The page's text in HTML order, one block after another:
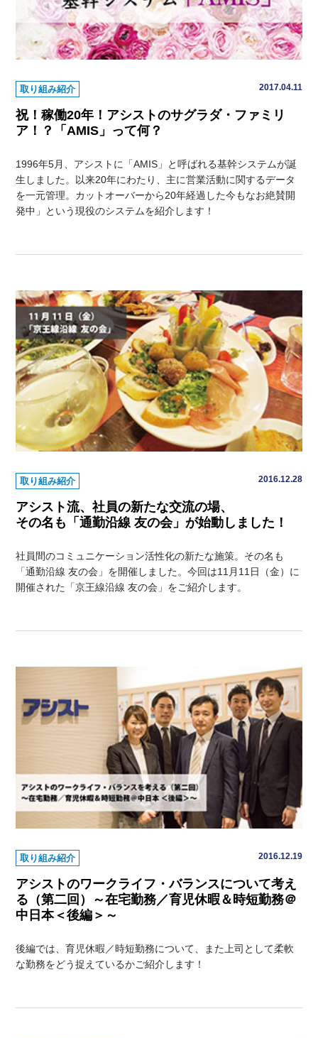
取り組み紹介 2017.04.11
祝！稼働20年！アシストのサグラダ・ファミリ
ア！？「AMIS」って何？
1996年5月、アシストに「AMIS」と呼ばれる基幹システムが誕
生しました。以来20年にわたり、主に営業活動に関するデータ
を一元管理。カットオーバーから20年経過した今もなお絶賛開
発中」という現役のシステムを紹介します！
取り組み紹介 2016.12.28
アシスト流、社員の新たな交流の場、
その名も「通勤沿線 友の会」が始動しました！
社員間のコミュニケーション活性化の新たな施策。その名も
「通勤沿線 友の会」を開催しました。今回は11月11日（金）に
開催された「京王線沿線 友の会」をご紹介します。
取り組み紹介 2016.12.19
アシストのワークライフ・バランスについて考え
る（第二回）～在宅勤務／育児休暇＆時短勤務＠
中日本＜後編＞～
後編では、育児休暇／時短勤務について、また上司として柔軟
な勤務をどう捉えているかご紹介します！